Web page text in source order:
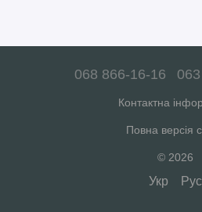
068 866-16-16
Контактна
Повна версія
© 2026
Укр Рус